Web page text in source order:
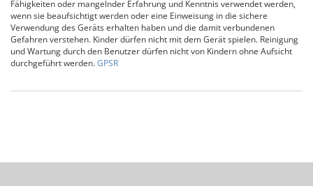
Fähigkeiten oder mangelnder Erfahrung und Kenntnis verwendet werden,
wenn sie beaufsichtigt werden oder eine Einweisung in die sichere
Verwendung des Geräts erhalten haben und die damit verbundenen
Gefahren verstehen. Kinder dürfen nicht mit dem Gerät spielen. Reinigung
und Wartung durch den Benutzer dürfen nicht von Kindern ohne Aufsicht
durchgeführt werden.GPSR